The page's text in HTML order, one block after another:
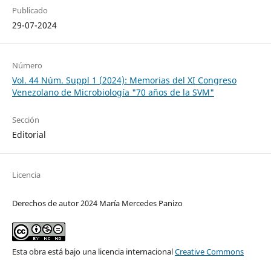
Publicado
29-07-2024
Número
Vol. 44 Núm. Suppl 1 (2024): Memorias del XI Congreso
Venezolano de Microbiología "70 años de la SVM"
Sección
Editorial
Licencia
Derechos de autor 2024 María Mercedes Panizo
Esta obra está bajo una licencia internacionalCreative Commons